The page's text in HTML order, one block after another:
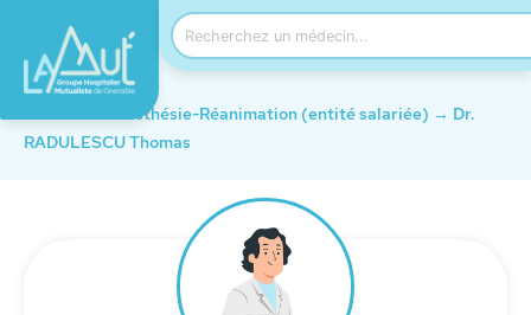
Anesthésie-Réanimation (entité salariée) → Dr.
RADULESCU Thomas